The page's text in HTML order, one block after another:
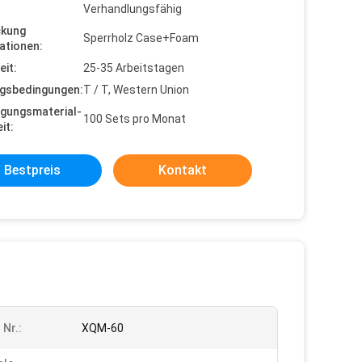
Verhandlungsfähig
Sperrholz Case+Foam
25-35 Arbeitstagen
T / T, Western Union
100 Sets pro Monat
Bestpreis Kontakt
XQM-60